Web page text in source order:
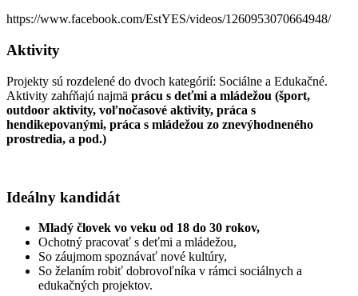
https://www.facebook.com/EstYES/videos/1260953070664948/
Aktivity
Projekty sú rozdelené do dvoch kategórií: Sociálne a Edukačné.
Aktivity zahŕňajú najmä prácu s deťmi a mládežou (šport,
outdoor aktivity, voľnočasové aktivity, práca s
hendikepovanými, práca s mládežou zo znevýhodneného
prostredia, a pod.)
Ideálny kandidát
Mladý človek vo veku od 18 do 30 rokov,
Ochotný pracovať s deťmi a mládežou,
So záujmom spoznávať nové kultúry,
So želaním robiť dobrovoľníka v rámci sociálnych a
edukačných projektov.